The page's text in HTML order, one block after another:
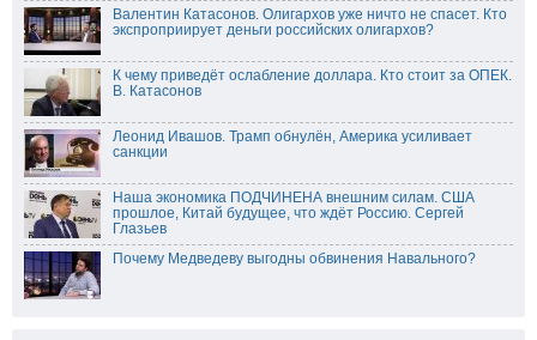
Валентин Катасонов. Олигархов уже ничто не спасет. Кто
экспроприирует деньги российских олигархов?
К чему приведёт ослабление доллара. Кто стоит за ОПЕК.
В. Катасонов
Леонид Ивашов. Трамп обнулён, Америка усиливает
санкции
Наша экономика ПОДЧИНЕНА внешним силам. США
прошлое, Китай будущее, что ждёт Россию. Сергей
Глазьев
Почему Медведеву выгодны обвинения Навального?